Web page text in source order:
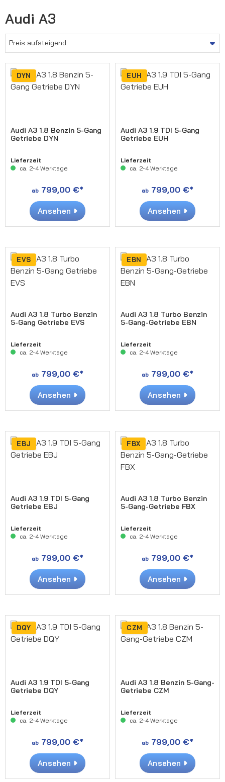
Audi A3
DYN
Audi A3 1.8 Benzin 5-Gang
Getriebe DYN
Lieferzeit
ca. 2-4 Werktage
ab 799,00 €*
Ansehen
EUH
Audi A3 1.9 TDI 5-Gang
Getriebe EUH
Lieferzeit
ca. 2-4 Werktage
ab 799,00 €*
Ansehen
EVS
Audi A3 1.8 Turbo Benzin
5-Gang Getriebe EVS
Lieferzeit
ca. 2-4 Werktage
ab 799,00 €*
Ansehen
EBN
Audi A3 1.8 Turbo Benzin
5-Gang-Getriebe EBN
Lieferzeit
ca. 2-4 Werktage
ab 799,00 €*
Ansehen
EBJ
Audi A3 1.9 TDI 5-Gang
Getriebe EBJ
Lieferzeit
ca. 2-4 Werktage
ab 799,00 €*
Ansehen
FBX
Audi A3 1.8 Turbo Benzin
5-Gang-Getriebe FBX
Lieferzeit
ca. 2-4 Werktage
ab 799,00 €*
Ansehen
DQY
Audi A3 1.9 TDI 5-Gang
Getriebe DQY
Lieferzeit
ca. 2-4 Werktage
ab 799,00 €*
Ansehen
CZM
Audi A3 1.8 Benzin 5-Gang-
Getriebe CZM
Lieferzeit
ca. 2-4 Werktage
ab 799,00 €*
Ansehen